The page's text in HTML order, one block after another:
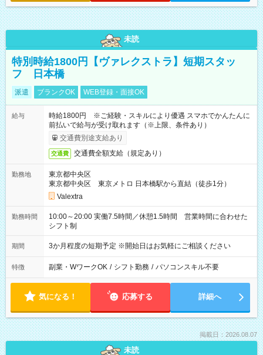
未読
特別時給1800円【ヴァレクストラ】短期スタッ
フ 日本橋
派遣 ブランクOK WEB登録・面接OK
給与
時給1800円 ※ご経験・スキルにより優遇 スマホでかんたんに
前払いで給与が受け取れます（※上限、条件あり）
交通費別途支給あり
交通費 交通費全額支給（規定あり）
勤務地
東京都中央区
東京都中央区 東京メトロ 日本橋駅から直結（徒歩1分）
Valextra
勤務時間
10:00～20:00 実働7.5時間／休憩1.5時間 営業時間に合わせた
シフト制
期間 3か月程度の短期予定 ※開始日はお気軽にご相談ください
特徴 副業・WワークOK / シフト勤務 / パソコンスキル不要
気になる！ 応募する 詳細へ
掲載日：2026.08.07
未読